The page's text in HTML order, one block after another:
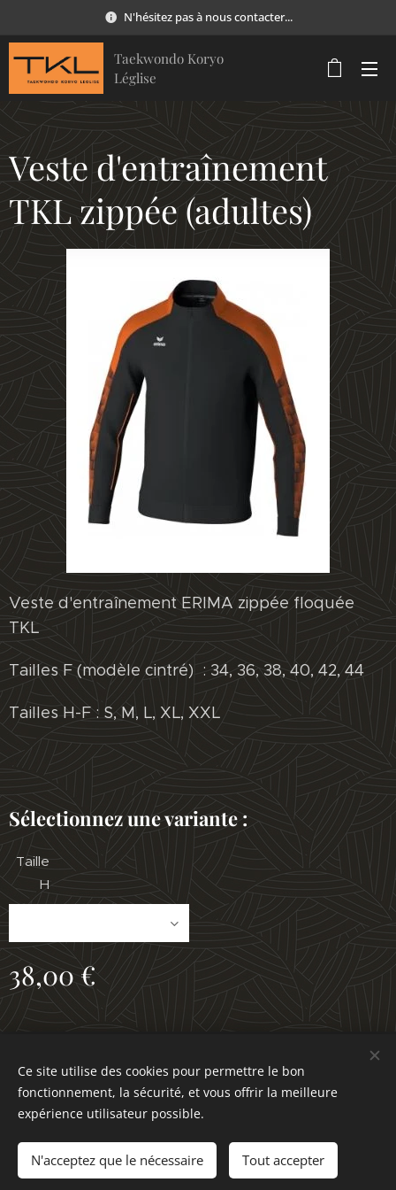
N'hésitez pas à nous contacter...
Taekwondo Koryo
Léglise
Veste d'entraînement
TKL zippée (adultes)
Veste d'entraînement ERIMA zippée floquée
TKL
Tailles F (modèle cintré) : 34, 36, 38, 40, 42, 44
Tailles H-F : S, M, L, XL, XXL
Sélectionnez une variante :
Taille
H
38,00€
Ajouter au panier
Optimisé parWebnode Cookies
Ce site utilise des cookies pour permettre le bon
fonctionnement, la sécurité, et vous offrir la meilleure
expérience utilisateur possible.
N'acceptez que le nécessaire Tout accepter